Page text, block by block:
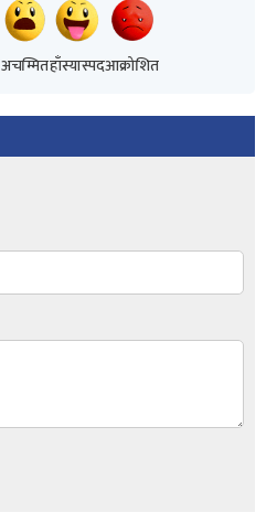
अचम्मितहाँस्यास्पदआक्रोशित